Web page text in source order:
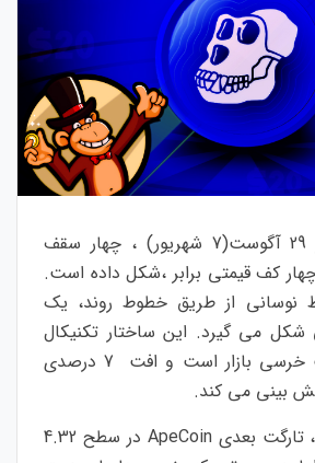
رمزارز ApeCoin از 29 آگوست(7 شهریور) ، چهار سقف
کف قیمتی برابر ،شکل داده است.
نوسانی از طریق خطوط روند، یک
شکل می گیرد. این ساختار تکنیکال
نشان دهنده جهت خرسی بازار است و افت 7 درصدی
بینی می کند.
بر اساس این الگو ، تارگت بعدی ApeCoin در سطح 4.32